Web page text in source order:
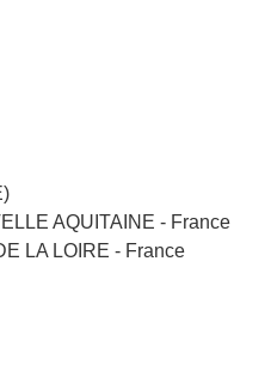
AQUITAINE - France
LA LOIRE - France